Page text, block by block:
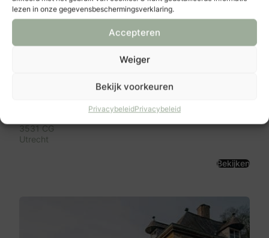
lezen in onze gegevensbeschermingsverklaring.
Accepteren
Weiger
Bekijk voorkeuren
PrivacybeleidPrivacybeleid
3531 CG
Utrecht
Bekijken